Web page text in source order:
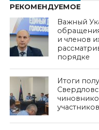
РЕКОМЕНДУЕМОЕ
Важный
и членов
порядке
Итоги